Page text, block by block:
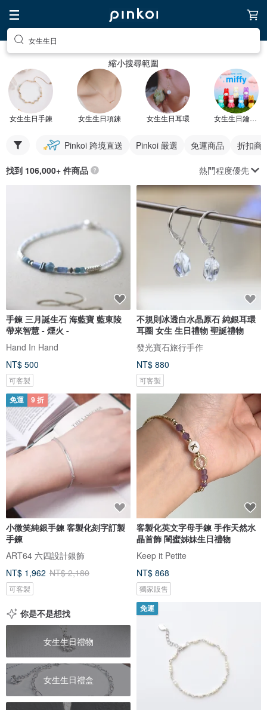
女生生日
縮小搜尋範圍
女生生日手鍊 女生生日項鍊 女生生日耳環 女生生日鑰匙圈
Pinkoi 跨境直送 Pinkoi 嚴選 免運商品 折扣商
找到 106,000+ 件商品 熱門程度優先
手鍊 三月誕生石 海藍寶 藍東陵
帶來智慧 - 煙火 -
Hand In Hand
NT$ 500
可客製
不規則冰透白水晶原石 純銀耳環
耳圈 女生 生日禮物 聖誕禮物
發光寶石旅行手作
NT$ 880
可客製
免運 9 折
小微笑純銀手鍊 客製化刻字訂製
手鍊
ART64 六四設計銀飾
NT$ 1,962 NT$ 2,180
可客製
客製化英文字母手鍊 手作天然水
晶首飾 閨蜜姊妹生日禮物
Keep it Petite
NT$ 868
獨家販售
你是不是想找
女生生日禮物
女生生日禮盒
免運